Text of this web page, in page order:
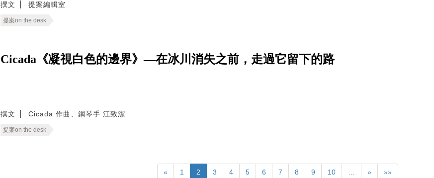
撰文 提案編輯室
提案on the desk
Cicada《凝視白色的邊界》—在冰川消失之前，走過它留下的路
撰文 Cicada 作曲、鋼琴手 江致潔
提案on the desk
« 1 2 3 4 5 6 7 8 9 10 … » »»